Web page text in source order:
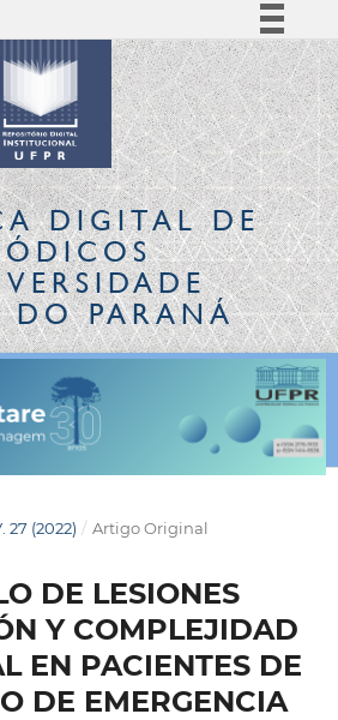
Simplifique!
Comunica BR
Participe
Acesso à informação
Legislação
Canais
DIGITALDE
DO PARANÁ
27 (2022) / Artigo Original
DE LESIONES
Y COMPLEJIDAD
EN PACIENTES DE
DE EMERGENCIA